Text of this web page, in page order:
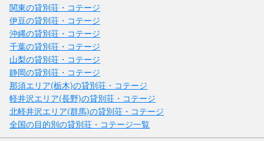
佐賀県 / 佐賀・古湯・鳥栖
三調家 本館
料金：1泊（4名）￥55,000～
定員：10名
福岡県との県境から車で約20分。豊かな自然に囲まれた築100年の古民
家を、一棟まるごと貸切でご利用いただける宿です。 訪れたお客様か
関東の貸別荘・コテージ
伊豆の貸別荘・コテージ
沖縄の貸別荘・コテージ
千葉の貸別荘・コテージ
山梨の貸別荘・コテージ
静岡の貸別荘・コテージ
那須エリア(栃木)の貸別荘・コテージ
軽井沢エリア(長野)の貸別荘・コテージ
北軽井沢エリア(群馬)の貸別荘・コテージ
全国の目的別の貸別荘・コテージ一覧